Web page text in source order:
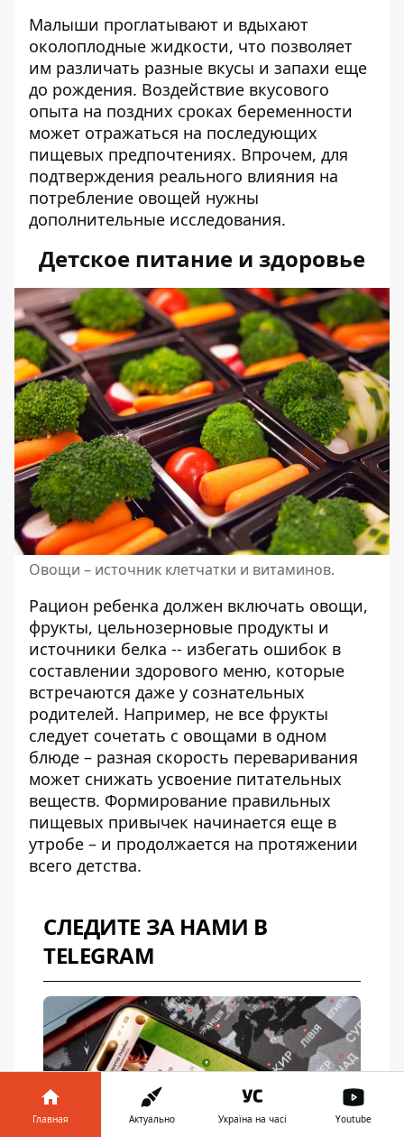
Малыши проглатывают и вдыхают
околоплодные жидкости, что позволяет
им различать разные вкусы и запахи еще
до рождения. Воздействие вкусового
опыта на поздних сроках беременности
может отражаться на последующих
пищевых предпочтениях. Впрочем, для
подтверждения реального влияния на
потребление овощей нужны
дополнительные исследования.
Детское питание и здоровье
Овощи – источник клетчатки и витаминов.
Рацион ребенка должен включать овощи,
фрукты, цельнозерновые продукты и
источники белка -- избегать ошибок в
составлении здорового меню, которые
встречаются даже у сознательных
родителей. Например, не все фрукты
следует сочетать с овощами в одном
блюде – разная скорость переваривания
может снижать усвоение питательных
веществ. Формирование правильных
пищевых привычек начинается еще в
утробе – и продолжается на протяжении
всего детства.
СЛЕДИТЕ ЗА НАМИ В
TELEGRAM
Главная Актуально Україна на часі Youtube